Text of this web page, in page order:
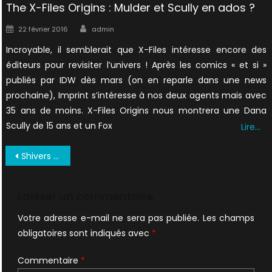
The X-Files Origins : Mulder et Scully en ados ?
Posted
22 février 2016 Author
admin
Incroyable, il semblerait que X-Files intéresse encore des
éditeurs pour revisiter l’univers ! Après les comics « et si »
publiés par IDW dès mars (on en reparle dans une news
prochaine), Imprint s’intéresse à nos deux agents mais avec
35 ans de moins. X-Files Origins nous montrera une Dana
Scully de 15 ans et un Fox
Lire…
Navigation
Shivers 46 UK (10)
Votre adresse e-mail ne sera pas publiée. Les champs
obligatoires sont indiqués avec *
Commentaire *